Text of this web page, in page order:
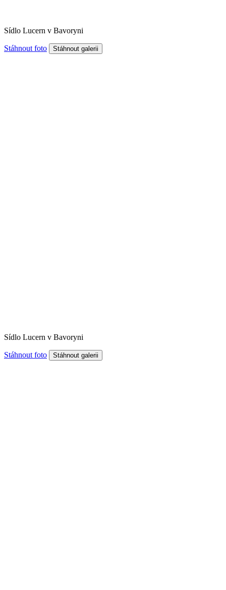
Sídlo Lucern v Bavoryni
Stáhnout foto
Sídlo Lucern v Bavoryni
Stáhnout foto